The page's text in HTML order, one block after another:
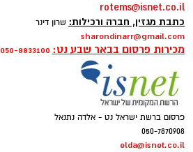
rotems@isnet.co.il
כתבת מגזין, חברה ורכילות: שרון דינר
sharondinarr@gmail.com
מכירות פרסום בבאר שבע נט: 050-8833100
פרסום ברשת ישראל נט - אלדה נתנאל
050-7870908
elda@isnet.co.il